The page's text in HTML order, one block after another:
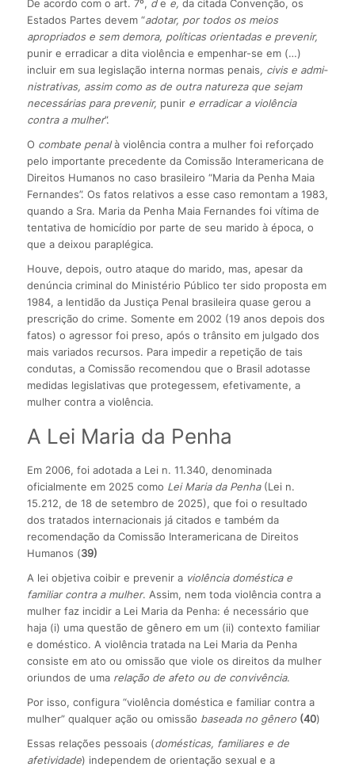
De acordo com o art. 7º, de e, da citada Convenção, os
Estados Partes devem “adotar, por todos os meios
apropriados e sem demora, políticas orientadas e prevenir,
punir e erradicar a dita violência e empenhar-se em (…)
incluir em sua legislação interna normas penais, civis e admi­
nistrativas, assim como as de outra natureza que sejam
necessárias para prevenir, punir e erradicar a violência
contra a mulher”.
O combate penalà violência contra a mulher foi reforçado
pelo importante precedente da Comissão Interamericana de
Direitos Humanos no caso brasileiro “Maria da Penha Maia
Fer­nandes”. Os fatos relativos a esse caso remontam a 1983,
quando a Sra. Maria da Penha Maia Fernandes foi vítima de
tentativa de homicídio por parte de seu marido à época, o
que a deixou paraplégica.
Houve, depois, outro ataque do marido, mas, apesar da
denúncia criminal do Mi­nistério Público ter sido proposta em
1984, a lentidão da Justiça Penal brasileira quase gerou a
prescrição do crime. Somente em 2002 (19 anos depois dos
fatos) o agressor foi preso, após o trânsito em julgado dos
mais variados recursos. Para impedir a repetição de tais
condutas, a Comissão recomendou que o Brasil adotasse
medidas legislativas que protegessem, efetivamente, a
mulher contra a violência.
A Lei Maria da Penha
Em 2006, foi adotada a Lei n. 11.340, denominada
oficialmente em 2025 como Lei Maria da Penha (Lei n.
15.212, de 18 de setembro de 2025), que foi o resultado
dos tratados internacio­nais já citados e também da
recomendação da Comissão Interamericana de Direitos
Humanos (39)
A lei objetiva coibir e prevenir a violência doméstica e
familiar contra a mulher. Assim, nem toda violência contra a
mulher faz incidir a Lei Maria da Penha: é necessário que
haja (i) uma questão de gênero em um (ii) contexto familiar
e doméstico. A violência tratada na Lei Maria da Penha
consiste em ato ou omissão que viole os direitos da mulher
oriundos de uma relação de afeto ou de convivência.
Por isso, configura “violência doméstica e familiar contra a
mulher” qualquer ação ou omissão baseada no gênero(40)
Essas relações pessoais (domésticas, familiares e de
afetividade) independem de orientação sexual e a